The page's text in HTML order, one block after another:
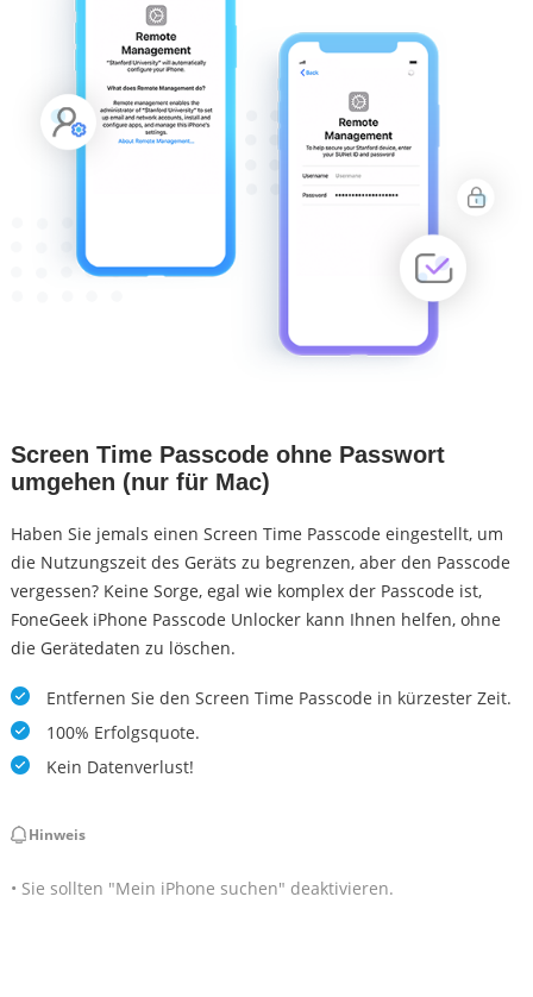
Screen Time Passcode ohne Passwort
umgehen (nur für Mac)
Haben Sie jemals einen Screen Time Passcode eingestellt, um
die Nutzungszeit des Geräts zu begrenzen, aber den Passcode
vergessen? Keine Sorge, egal wie komplex der Passcode ist,
FoneGeek iPhone Passcode Unlocker kann Ihnen helfen, ohne
die Gerätedaten zu löschen.
Entfernen Sie den Screen Time Passcode in kürzester Zeit.
100% Erfolgsquote.
Kein Datenverlust!
Hinweis
• Sie sollten "Mein iPhone suchen" deaktivieren.